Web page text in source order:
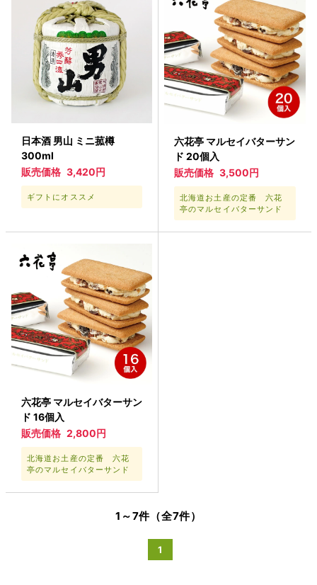
日本酒 男山 ミニ菰樽
300ml
販売価格 3,420円
ギフトにオススメ
六花亭 マルセイバターサン
ド 20個入
販売価格 3,500円
北海道お土産の定番 六花
亭のマルセイバターサンド
六花亭 マルセイバターサン
ド 16個入
販売価格 2,800円
北海道お土産の定番 六花
亭のマルセイバターサンド
1～7件（全7件）
1